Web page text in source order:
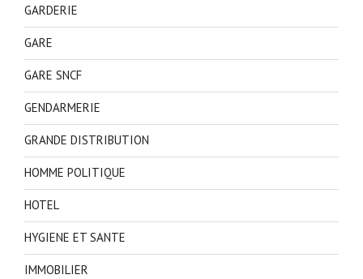
GARDERIE
GARE
GARE SNCF
GENDARMERIE
GRANDE DISTRIBUTION
HOMME POLITIQUE
HOTEL
HYGIENE ET SANTE
IMMOBILIER